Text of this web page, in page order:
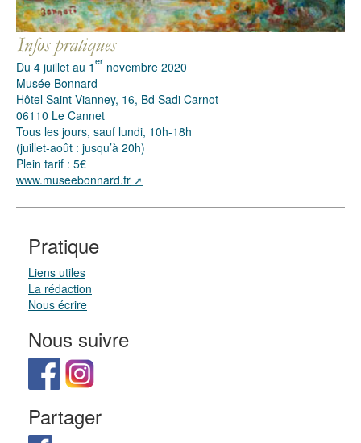
Du 4 juillet au 1er novembre 2020
Musée Bonnard
Hôtel Saint-Vianney, 16, Bd Sadi Carnot
06110 Le Cannet
Tous les jours, sauf lundi, 10h-18h
(juillet-août : jusqu’à 20h)
Plein tarif : 5€
www.museebonnard.fr
Pratique
Liens utiles
La rédaction
Nous écrire
Nous suivre
Partager